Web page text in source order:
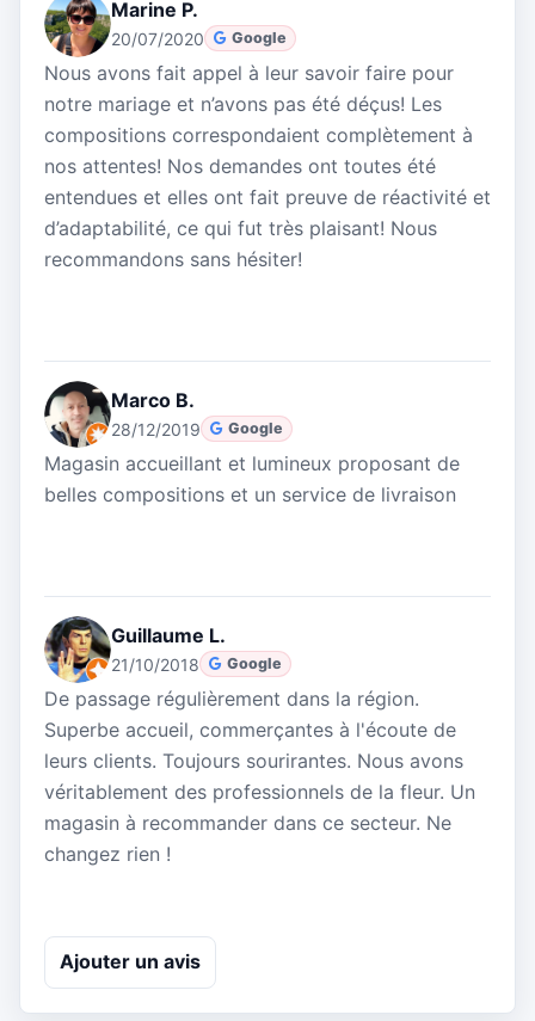
Marine P.
20/07/2020 Google
Nous avons fait appel à leur savoir faire pour
notre mariage et n’avons pas été déçus! Les
compositions correspondaient complètement à
nos attentes! Nos demandes ont toutes été
entendues et elles ont fait preuve de réactivité et
d’adaptabilité, ce qui fut très plaisant! Nous
recommandons sans hésiter!
Marco B.
28/12/2019 Google
Magasin accueillant et lumineux proposant de
belles compositions et un service de livraison
Guillaume L.
21/10/2018 Google
De passage régulièrement dans la région.
Superbe accueil, commerçantes à l'écoute de
leurs clients. Toujours sourirantes. Nous avons
véritablement des professionnels de la fleur. Un
magasin à recommander dans ce secteur. Ne
changez rien !
Ajouter un avis